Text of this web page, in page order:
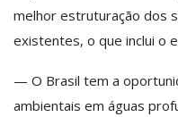
melhor estruturação dos
existentes, o que inclui o
— O Brasil tem a
ambientais em águas